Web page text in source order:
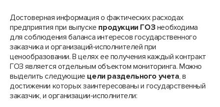
Достоверная информация о фактических расходах
предприятия при выпуске продукции ГОЗ необходима
для соблюдения баланса интересов государственного
заказчика и организаций-исполнителей при
ценообразовании. В целях ее получения каждый контракт
ГОЗ является отдельным объектом мониторинга. Можно
выделить следующие цели раздельного учета, в
достижении которых заинтересованы и государственный
заказчик, и организации-исполнители: